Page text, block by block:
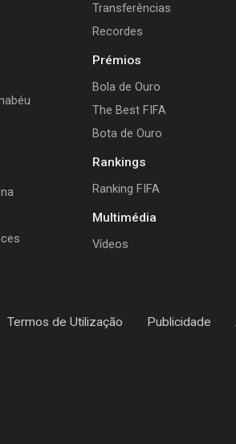
Transferências
Recordes
Prémios
Bola de Ouro
The Best FIFA
Bota de Ouro
Rankings
Ranking FIFA
Multimédia
Vídeos
Termos de Utilização Publicidade